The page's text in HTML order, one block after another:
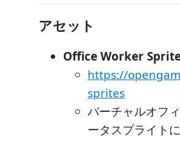
アセット
Office Worker
https://
sprites
バーチャルオフ
ータスプライト